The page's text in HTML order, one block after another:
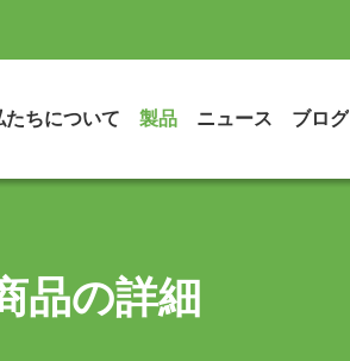
たちについて 製品 ニュース ブログ
品の詳細